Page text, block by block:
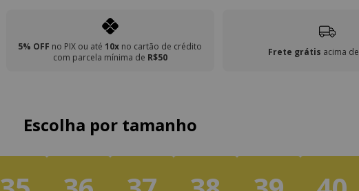
5% OFF no PIX ou até10x no cartão de crédito
com parcela mínima de R$50 Frete grátis acima de
Escolha por tamanho